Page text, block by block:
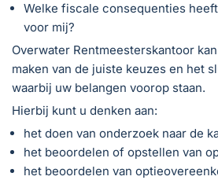
Welke fiscale consequenties
voor mij?
Overwater Rentmeesterskantoor
maken van de juiste keuzes en het
waarbij uw belangen voorop staan.
Hierbij kunt u denken aan:
het doen van onderzoek naar de
het beoordelen of opstellen van
het beoordelen van